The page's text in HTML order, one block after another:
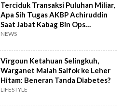
Terciduk Transaksi Puluhan Miliar,
Apa Sih Tugas AKBP Achiruddin
Saat Jabat Kabag Bin Ops
Ditresnarkoba?
NEWS
Virgoun Ketahuan Selingkuh,
Warganet Malah Salfok ke Leher
Hitam: Beneran Tanda Diabetes?
LIFESTYLE